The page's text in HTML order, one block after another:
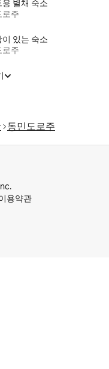
별채 숙소
로주
이 있는 숙소
로주
동민도로주
용약관